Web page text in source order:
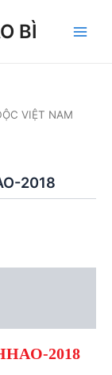
BÌ
VIỆT NAM
2018
2018